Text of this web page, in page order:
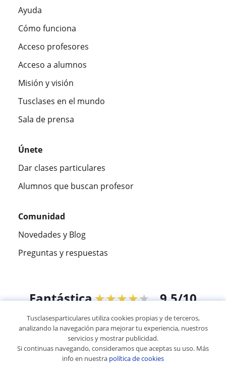
Ayuda
Cómo funciona
Acceso profesores
Acceso a alumnos
Misión y visión
Tusclases en el mundo
Sala de prensa
Únete
Dar clases particulares
Alumnos que buscan profesor
Comunidad
Novedades y Blog
Preguntas y respuestas
Fantástica★★★★★ 9,5/10
305826opiniones de alumnos
© 2007 - 2026 Tusclasesparticulares.com.ec
Tusclasesparticulares utiliza cookies propias y de terceros,
analizando la navegación para mejorar tu experiencia, nuestros
servicios y mostrar publicidad.
Si continuas navegando, consideramos que aceptas su uso. Más
info en nuestra política de cookies